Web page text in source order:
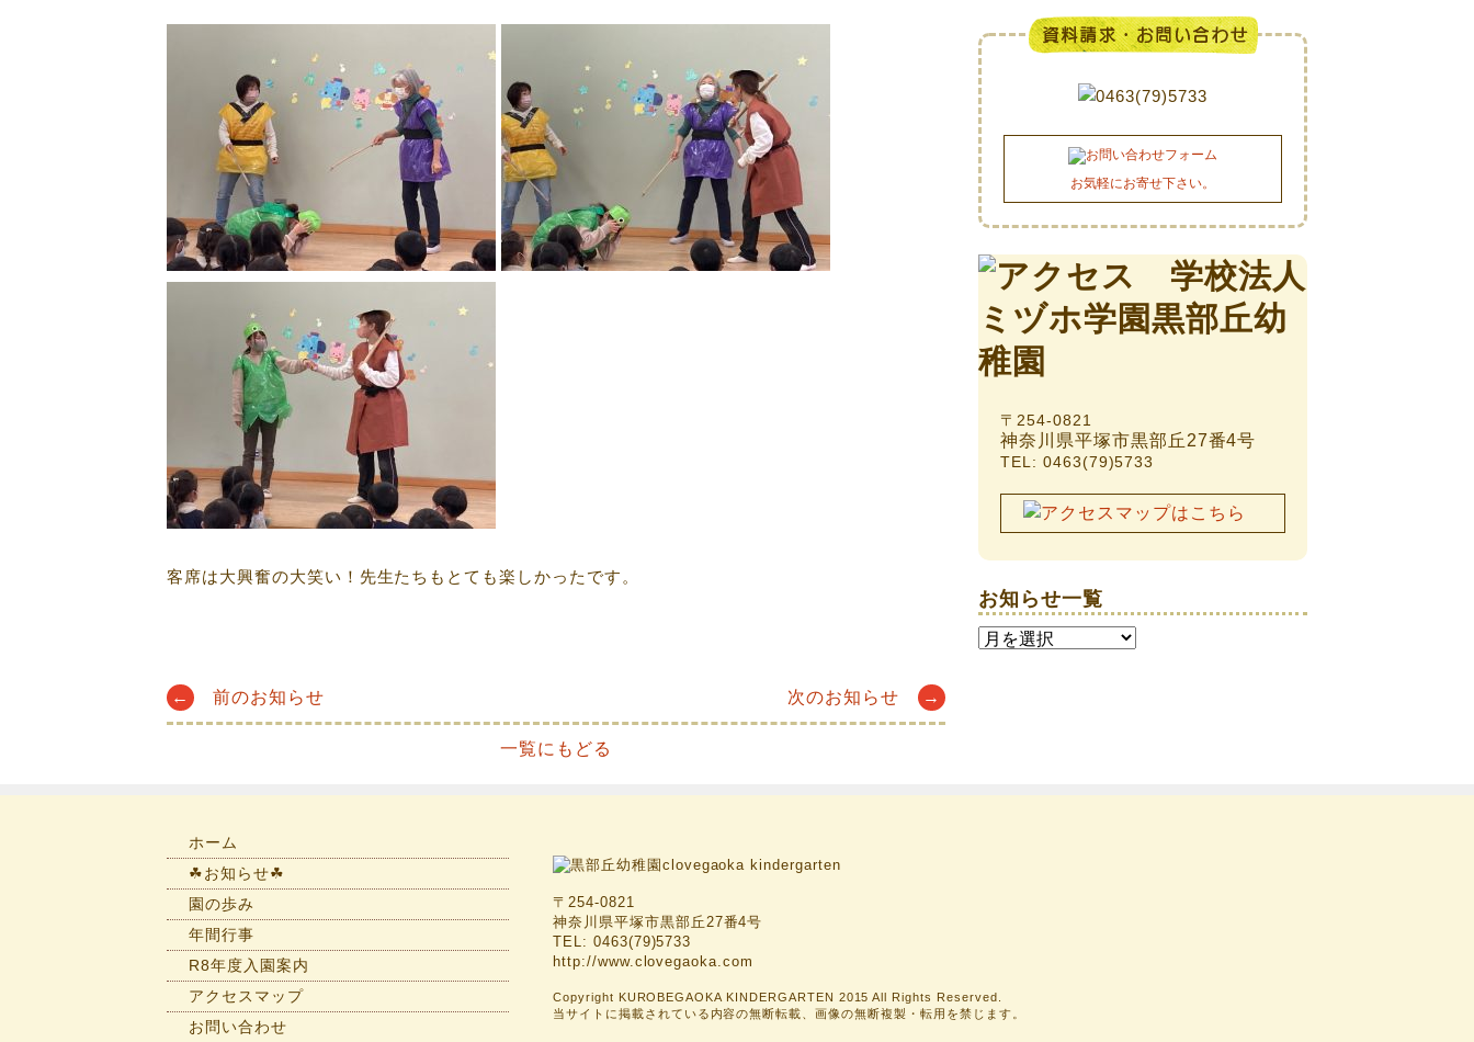
客席は大興奮の大笑い！先生たちもとても楽しかったです。
navigation
← 前のお知らせ 次のお知らせ →
一覧にもどる
お気軽にお寄せ下さい。
〒254-0821
神奈川県平塚市黒部丘27番4号
TEL: 0463(79)5733
お知らせ一覧
お
ホーム
☘お知らせ☘
園の歩み
年間行事
R8年度入園案内
アクセスマップ
お問い合わせ
〒254-0821
神奈川県平塚市黒部丘27番4号
TEL: 0463(79)5733
http://www.clovegaoka.com
Copyright KUROBEGAOKA KINDERGARTEN 2015 All Rights Reserved.
当サイトに掲載されている内容の無断転載、画像の無断複製・転用を禁じます。